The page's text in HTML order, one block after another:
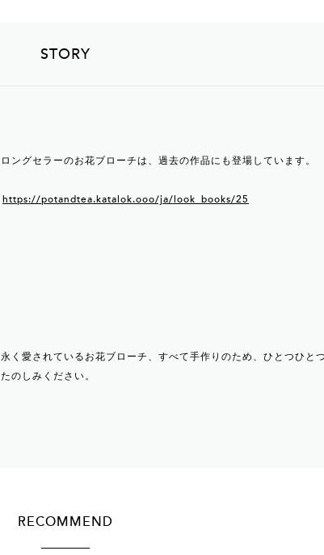
STORY
ロングセラーのお花ブローチは、過去の作品にも登場しています。
https://potandtea.katalok.ooo/ja/look_books/25
永く愛されているお花ブローチ、すべて手作りのため、ひとつひと
たのしみください。
RECOMMEND